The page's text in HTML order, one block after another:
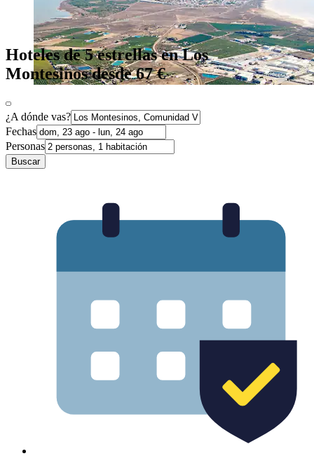
Hoteles de 5 estrellas en Los
Montesinos desde 67 €
¿A dónde vas?
Fechas
Personas
Buscar